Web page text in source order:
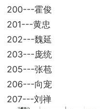
200---霍俊
201---黄忠
202---魏延
203---庞统
205---张苞
206---向宠
207---刘禅